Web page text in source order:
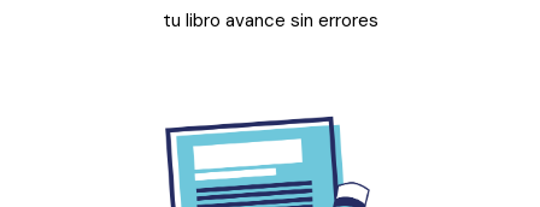
tu libro avance sin errores